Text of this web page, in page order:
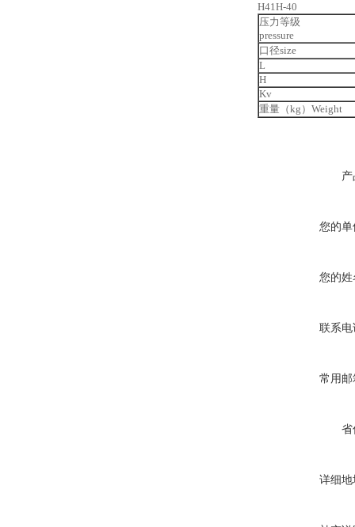
H41H-40
压力等级
pressure
口径size
L
H
Kv
重量（kg）Weight
您的单
您的姓
联系电
常用邮
省
详细地